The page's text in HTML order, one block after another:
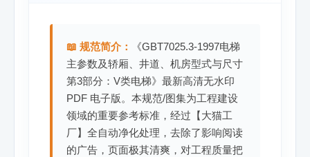
📖 规范简介：
《GBT7025.3-1997电梯
主参数及轿厢、井道、机房型式与尺寸
第3部分：V类电梯》最新高清无水印
PDF 电子版。本规范/图集为工程建设
领域的重要参考标准，经过【大猫工
厂】全自动净化处理，去除了影响阅读
的广告，页面极其清爽，对工程质量把